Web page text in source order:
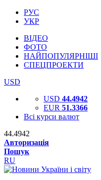
РУС
УКР
ВІДЕО
ФОТО
НАЙПОПУЛЯРНІШІ
СПЕЦПРОЕКТИ
USD
USD 44.4942
EUR 51.3366
Всі курси валют
44.4942
Авторизація
Пошук
RU